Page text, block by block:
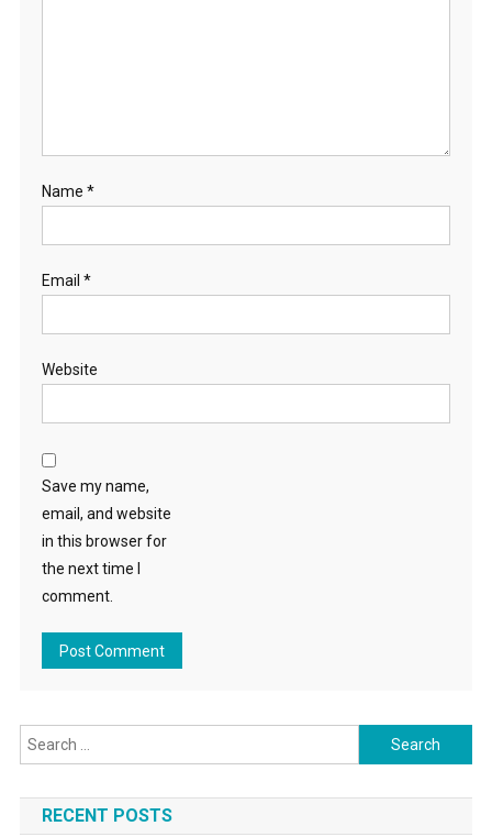
Name *
Email *
Website
Save my name,
email, and website
in this browser for
the next time I
comment.
Search for:
RECENT POSTS